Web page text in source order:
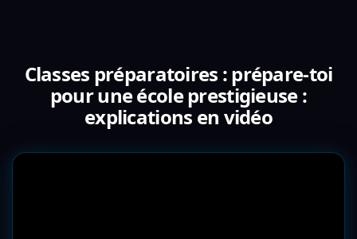
Classes préparatoires : prépare-toi
pour une école prestigieuse :
explications en vidéo